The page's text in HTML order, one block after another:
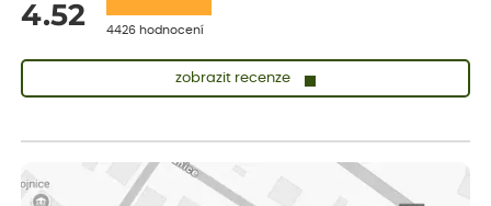
4.52 4426 hodnocení
zobrazit recenze
Vše přišlo velice rychle krásně zabalené. Rostlinky po přesazení
velice dobře prospívají